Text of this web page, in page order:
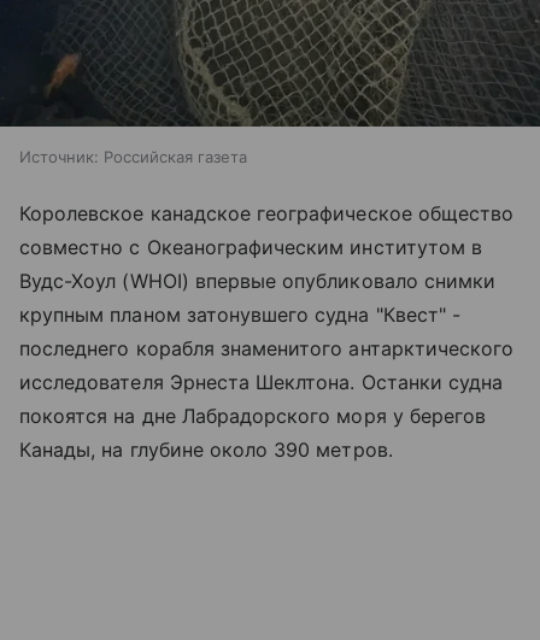
Источник: Российская газета
Королевское канадское географическое общество
совместно с Океанографическим институтом в
Вудс-Хоул (WHOI) впервые опубликовало снимки
крупным планом затонувшего судна "Квест" -
последнего корабля знаменитого антарктического
исследователя Эрнеста Шеклтона. Останки судна
покоятся на дне Лабрадорского моря у берегов
Канады, на глубине около 390 метров.